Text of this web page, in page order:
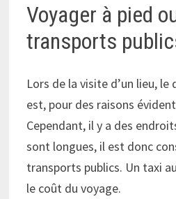
Voyager à pied
transports
Lors de la visite d’un lieu,
est, pour des raisons
Cependant, il y a des
sont longues, il est donc
transports publics. Un taxi
le coût du voyage.